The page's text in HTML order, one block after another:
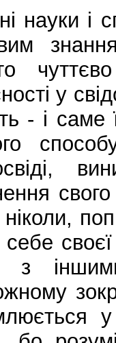
науки і
у
- і
ніколи,
своєї
з